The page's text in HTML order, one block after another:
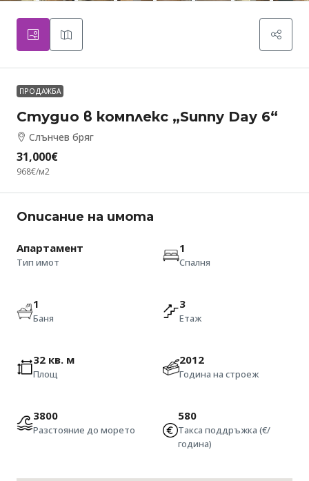
ПРОДАЖБА
Студио в комплекс „Sunny Day 6“
Слънчев бряг
31,000€
968€/м2
Описание на имота
Апартамент
Тип имот
1
Спалня
1
Баня
3
Етаж
32 кв. м
Площ
2012
Година на строеж
3800
Разстояние до морето
580
Такса поддръжка (€/
година)